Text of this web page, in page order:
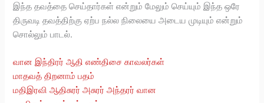
இந்த தவத்தை செய்தார்கள் என்றும் மேலும் செய்யும் இந்த ஒரே
திருவடி தவத்திற்கு ஏற்ப நல்ல நிலையை அடைய முடியும் என்றும்
சொல்லும் பாடல்.
வான இந்திரர் ஆதி எண்திசை காவலர்கள்
மாதவத் திறனாம் பதம்
மதிஇரவி ஆதிசுரர் அசுரர் அந்தரர் வான